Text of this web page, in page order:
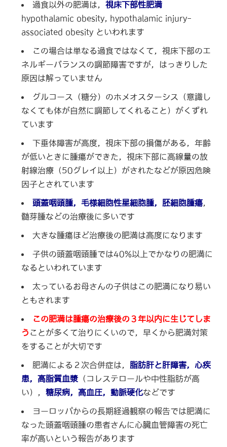
過食以外の肥満は，視床下部性肥満
hypothalamic obesity, hypothalamic injury-
associated obesity といわれます
この場合は単なる過食ではなくて，視床下部のエ
ネルギーバランスの調節障害ですが，はっきりした
原因は解っていません
グルコース（糖分）のホメオスターシス（意識し
なくても体が自然に調節してくれること）がくずれ
ています
下垂体障害が高度，視床下部の損傷がある，年齢
が低いときに腫瘍ができた，視床下部に高線量の放
射線治療（50グレイ以上）がされたなどが原因危険
因子とされています
頭蓋咽頭腫，毛様細胞性星細胞腫，胚細胞腫瘍
髄芽腫などの治療後に多いです
大きな腫瘍ほど治療後の肥満は高度になります
子供の頭蓋咽頭腫では40%以上でかなりの肥満に
なるといわれています
太っているお母さんの子供はこの肥満になり易い
ともされます
この肥満は腫瘍の治療後の３年以内に生じてしま
う ことが多くて治りにくいので，早くから肥満対策
をすることが大切です
肥満による２次合併症は， 脂肪肝と肝障害，心疾
患，高脂質血漿 （コレステロールや中性脂肪が高
い），糖尿病，高血圧，動脈硬化などです
ヨーロッパからの長期経過観察の報告では肥満に
なった頭蓋咽頭腫の患者さんに心臓血管障害の死亡
率が高いという報告があります